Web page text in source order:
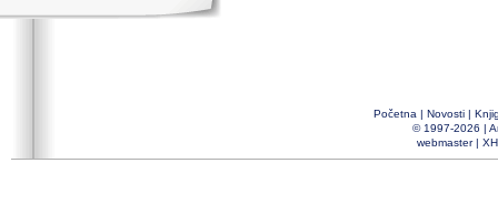
Početna | Novosti |
© 1997-2026 |
webmaster|